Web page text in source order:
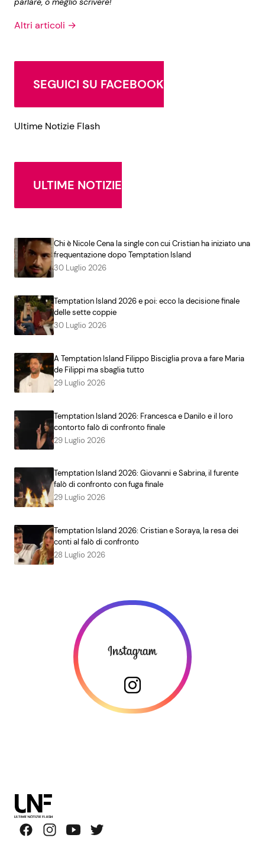
Altri articoli →
SEGUICI SU FACEBOOK
Ultime Notizie Flash
ULTIME NOTIZIE
Chi è Nicole Cena la single con cui Cristian ha iniziato una
frequentazione dopo Temptation Island
30 Luglio 2026
Temptation Island 2026 e poi: ecco la decisione finale
delle sette coppie
30 Luglio 2026
A Temptation Island Filippo Bisciglia prova a fare Maria
de Filippi ma sbaglia tutto
29 Luglio 2026
Temptation Island 2026: Francesca e Danilo e il loro
contorto falò di confronto finale
29 Luglio 2026
Temptation Island 2026: Giovanni e Sabrina, il furente
falò di confronto con fuga finale
29 Luglio 2026
Temptation Island 2026: Cristian e Soraya, la resa dei
conti al falò di confronto
28 Luglio 2026